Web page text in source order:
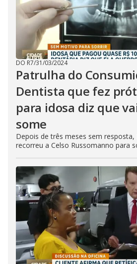
DO R7/31/03/2024
Patrulha do
Dentista que fez
para idosa diz que
some
Depois de três meses sem
recorreu a Celso Russomanno para